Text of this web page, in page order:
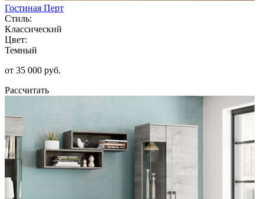
Гостиная Перт
Стиль:
Классический
Цвет:
Темный
от 35 000 руб.
Рассчитать